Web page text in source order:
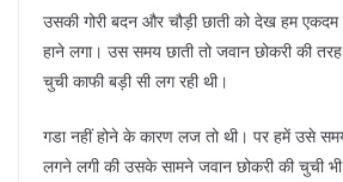
उसकी गोरी बदन और चौड़ी छाती को देख हम
हाने लगा। उस समय छाती तो जवान छोकरी की
चुची काफी बड़ी सी लग रही थी।
गडा नहीं होने के कारण लज तो थी। पर हमें उसे
लगने लगी की उसके सामने जवान छोकरी की चुची